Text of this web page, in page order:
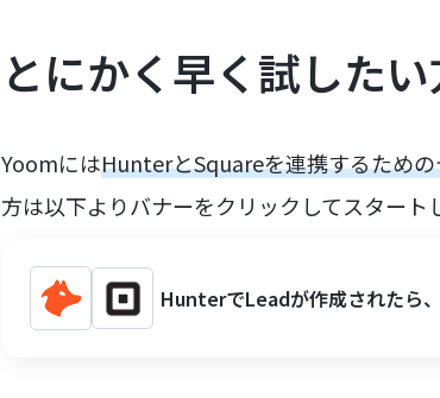
とにかく早く試した
YoomにはHunterとSquareを連携するため
方は以下よりバナーをクリックしてスタート
HunterでLeadが作成されたら